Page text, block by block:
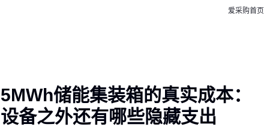
爱采购首页
5MWh储能集装箱的真实成本：
设备之外还有哪些隐藏支出